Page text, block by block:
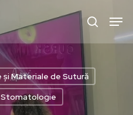
și Materiale de Sutură
Stomatologie